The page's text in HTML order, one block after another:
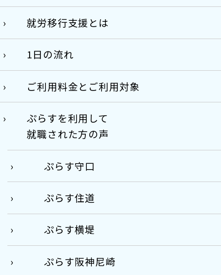
就労移行支援とは
1日の流れ
ご利用料金とご利用対象
ぷらすを利用して
就職された方の声
ぷらす守口
ぷらす住道
ぷらす横堤
ぷらす阪神尼崎